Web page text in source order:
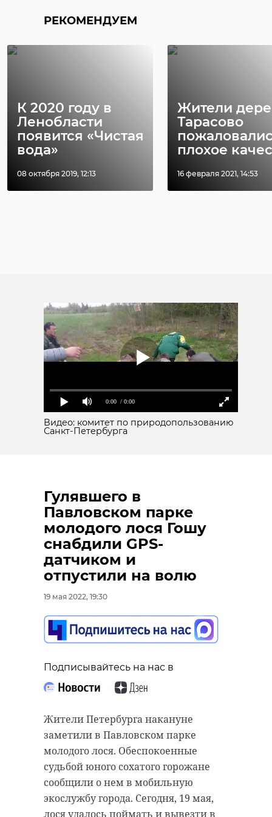
РЕКОМЕНДУЕМ
К 2020 году в
Ленобласти
появится «Чистая
вода»
08 октября 2019, 12:13
Жители
Тарасово
плохое
16 февраля 2021, 14:53
0:00 / 0:00
Видео: комитет по природопользованию
Санкт-Петербурга
Гулявшего в
Павловском парке
молодого лося Гошу
снабдили GPS-
датчиком и
отпустили на волю
19 мая 2022, 19:30
Подписывайтесь на нас в
Жители Петербурга накануне
заметили в Павловском парке
молодого лося. Обеспокоенные
судьбой юного сохатого горожане
сообщили о нем в мобильную
экослужбу города. Сегодня, 19 мая,
лося удалось поймать и вывезти в
время ливня
затопило подъезд
- видео
отравилас ...